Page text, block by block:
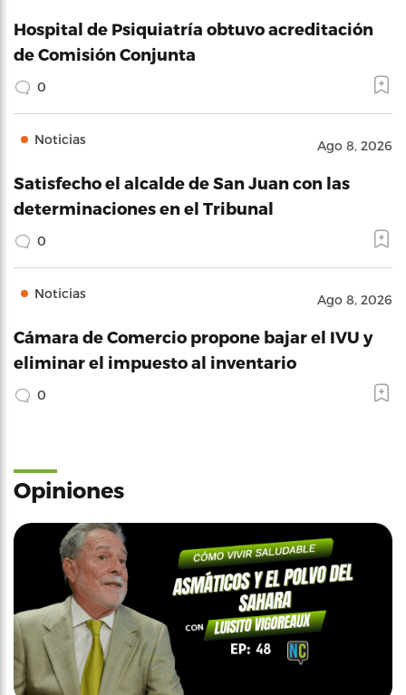
Hospital de Psiquiatría obtuvo acreditación
de Comisión Conjunta
0
Noticias Ago 8, 2026
Satisfecho el alcalde de San Juan con las
determinaciones en el Tribunal
0
Noticias Ago 8, 2026
Cámara de Comercio propone bajar el IVU y
eliminar el impuesto al inventario
0
Opiniones